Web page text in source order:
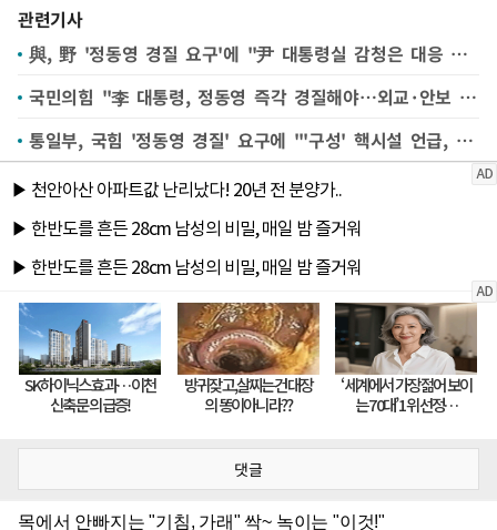
관련기사
與, 野 '정동영 경질 요구'에 "尹 대통령실 감청은 대응 했었나"
국민의힘 "李 대통령, 정동영 즉각 경질해야…외교·안보 대참사"
통일부, 국힘 '정동영 경질' 요구에 "'구성' 핵시설 언급, 공개정보 근거한 것"
댓글